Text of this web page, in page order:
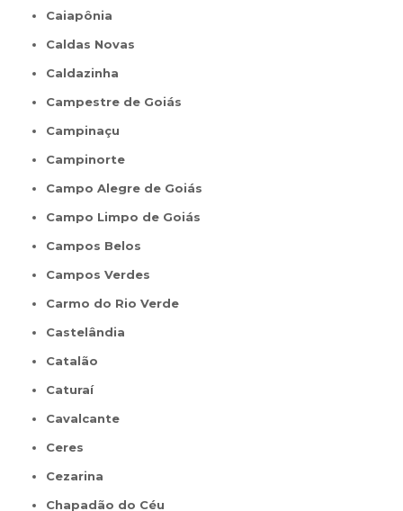
Caiapônia
Caldas Novas
Caldazinha
Campestre de Goiás
Campinaçu
Campinorte
Campo Alegre de Goiás
Campo Limpo de Goiás
Campos Belos
Campos Verdes
Carmo do Rio Verde
Castelândia
Catalão
Caturaí
Cavalcante
Ceres
Cezarina
Chapadão do Céu